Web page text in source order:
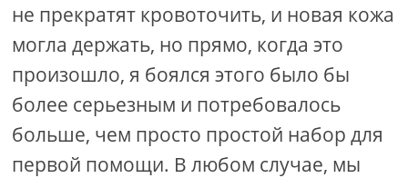
не прекратят кровоточить, и новая кожа
могла держать, но прямо, когда это
произошло, я боялся этого было бы
более серьезным и потребовалось
больше, чем просто простой набор для
первой помощи. В любом случае, мы